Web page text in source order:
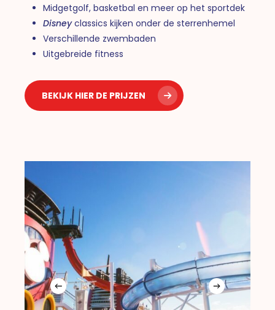
Midgetgolf, basketbal en meer op het sportdek
Disneyclassics kijken onder de sterrenhemel
Verschillende zwembaden
Uitgebreide fitness
BEKIJK HIER DE PRIJZEN